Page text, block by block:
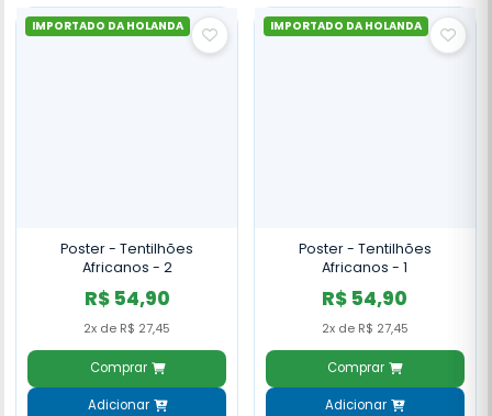
IMPORTADO DA HOLANDA
Poster - Tentilhões
Africanos - 2
R$ 54,90
2x de R$ 27,45
Comprar
Adicionar
IMPORTADO DA HOLANDA
Poster - Tentilhões
Africanos - 1
R$ 54,90
2x de R$ 27,45
Comprar
Adicionar